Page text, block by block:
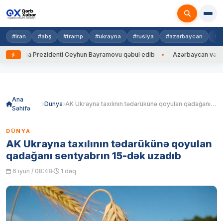
#iran #abş #tramp #ukrayna #rusiya #azərbaycan
Prezidenti Ceyhun Bayramovu qəbul edib Azərbaycan və
Ana
Səhifə
Dünya AK Ukrayna taxılının tədarükünə qoyulan qadağanı sentyabrın 15-dək uzadıb
DÜNYA
AK Ukrayna taxılının tədarükünə qoyulan
qadağanı sentyabrın 15-dək uzadıb
6 iyun / 08:48 1 dəq